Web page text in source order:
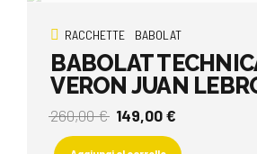
RACCHETTE BABOLAT
BABOLAT
VERON JUAN
260,00€ Il
prezzo
149,00€